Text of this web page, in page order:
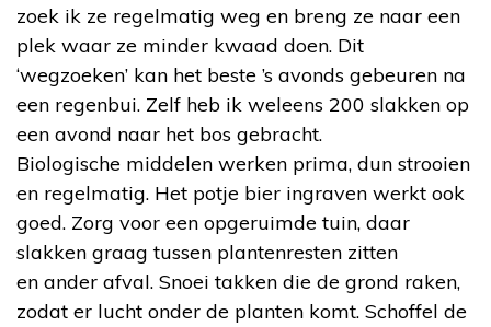
zoek ik ze regelmatig weg en breng ze naar een
plek waar ze minder kwaad doen. Dit
‘wegzoeken’ kan het beste ’s avonds gebeuren na
een regenbui. Zelf heb ik weleens 200 slakken op
een avond naar het bos gebracht.
Biologische middelen werken prima, dun strooien
en regelmatig. Het potje bier ingraven werkt ook
goed. Zorg voor een opgeruimde tuin, daar
slakken graag tussen plantenresten zitten
en ander afval. Snoei takken die de grond raken,
zodat er lucht onder de planten komt. Schoffel de